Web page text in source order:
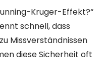
Kruger-Effekt?“
schnell, dass
Missverständnissen
diese Sicherheit oft